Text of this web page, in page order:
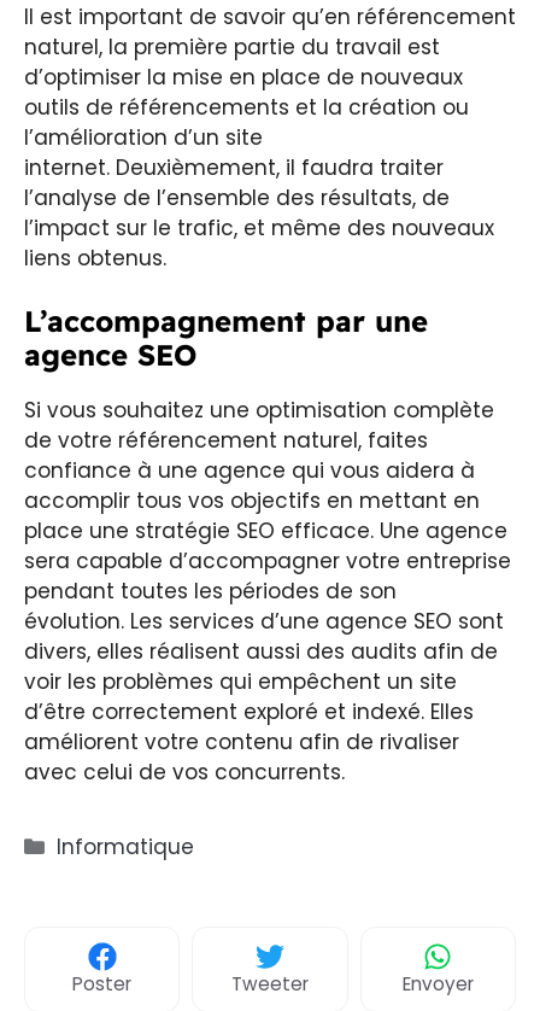
Il est important de savoir qu’en référencement
naturel, la première partie du travail est
d’optimiser la mise en place de nouveaux
outils de référencements et la création ou
l’amélioration d’un site
internet. Deuxièmement, il faudra traiter
l’analyse de l’ensemble des résultats, de
l’impact sur le trafic, et même des nouveaux
liens obtenus.
L’accompagnement par une
agence SEO
Si vous souhaitez une optimisation complète
de votre référencement naturel, faites
confiance à une agence qui vous aidera à
accomplir tous vos objectifs en mettant en
place une stratégie SEO efficace. Une agence
sera capable d’accompagner votre entreprise
pendant toutes les périodes de son
évolution. Les services d’une agence SEO sont
divers, elles réalisent aussi des audits afin de
voir les problèmes qui empêchent un site
d’être correctement exploré et indexé. Elles
améliorent votre contenu afin de rivaliser
avec celui de vos concurrents.
Catégories
Informatique
Poster Tweeter Envoyer